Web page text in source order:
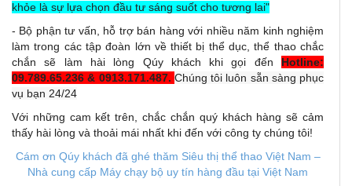
khỏe là sự lựa chọn đầu tư sáng suốt cho tương lai"
- Bộ phận tư vấn, hỗ trợ bán hàng với nhiều năm kinh nghiệm
làm trong các tập đoàn lớn về thiết bị thể dục, thể thao chắc
chắn sẽ làm hài lòng Qúy khách khi gọi đến Hotline:
09.789.65.236 & 0913.171.487. Chúng tôi luôn sẵn sàng phục
vụ bạn 24/24
Với những cam kết trên, chắc chắn quý khách hàng sẽ cảm
thấy hài lòng và thoải mái nhất khi đến với công ty chúng tôi!
Cám ơn Qúy khách đã ghé thăm Siêu thị thể thao Việt Nam –
Nhà cung cấp Máy chạy bộ uy tín hàng đầu tại Việt Nam